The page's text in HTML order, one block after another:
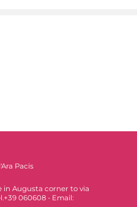
Pacis
in Augusta corner to via
060608 - Email: